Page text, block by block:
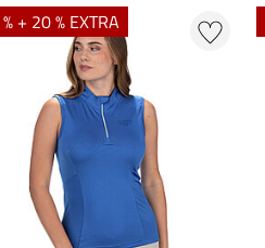
+ 20 % EXTRA